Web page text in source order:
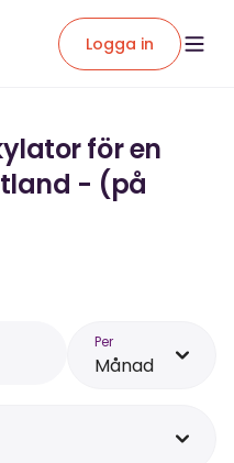
Logga in
för en
- (på
Per
Månad